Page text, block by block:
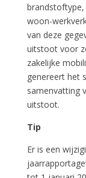
woon-
van deze
uitstoot voor
zakelijke
genereert het
samenvatting
uitstoot.
Tip
Er is een